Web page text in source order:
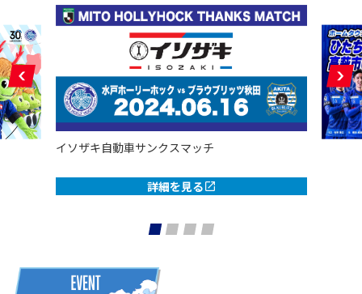
イソザキ自動車サンクスマッチ
詳細を見る